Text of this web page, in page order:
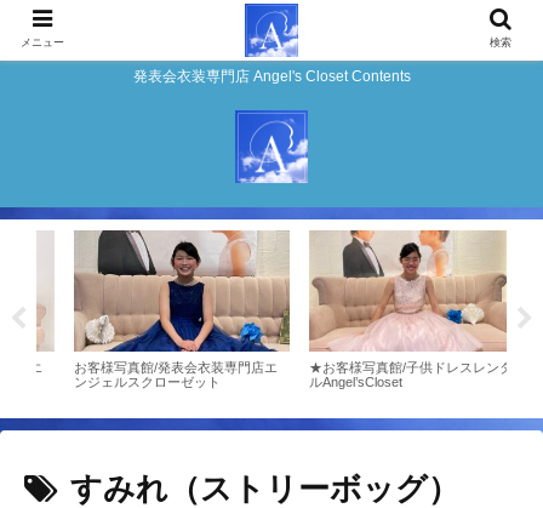
発表会衣装専門店 Angel's Closet Contents
お客様写真館/発表会衣装専門店エ
ンジェルスクローゼット
★お客様写真館/子供ドレスレンタ
ルAngel’sCloset
すみれ（ストリーボッグ）
メニュー 検索